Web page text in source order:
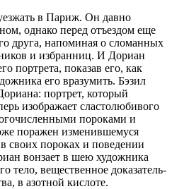
в Париж. Он давно
однако перед отъездом еще
друга, напо­миная о сломанных
и избранниц. И Дориан
портрета, показав его, как
его вразумить. Бэзил
портрет, который
изображает сластолюбивого
пороками и
поражен изменившемуся
своих пороках и поведении
вонзает в шею художника
тело, веще­ственное дока­за­тель­
в азотной кислоте.